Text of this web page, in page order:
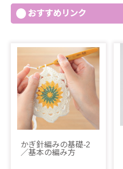
おすすめリンク
かぎ針編みの基礎-2
／基本の編み方